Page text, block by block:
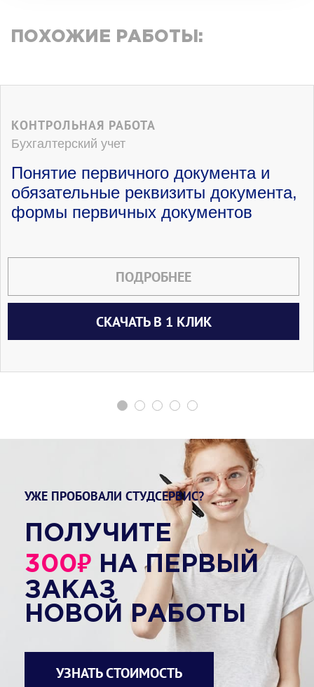
ПОХОЖИЕ РАБОТЫ:
КОНТРОЛЬНАЯ РАБОТА
Бухгалтерский учет
Понятие первичного документа и
обязательные реквизиты документа,
формы первичных документов
ПОДРОБНЕЕ
СКАЧАТЬ В 1 КЛИК
УЖЕ ПРОБОВАЛИ СТУДСЕРВИС?
ПОЛУЧИТЕ
300₽ НА ПЕРВЫЙ
ЗАКАЗ
НОВОЙ РАБОТЫ
УЗНАТЬ СТОИМОСТЬ